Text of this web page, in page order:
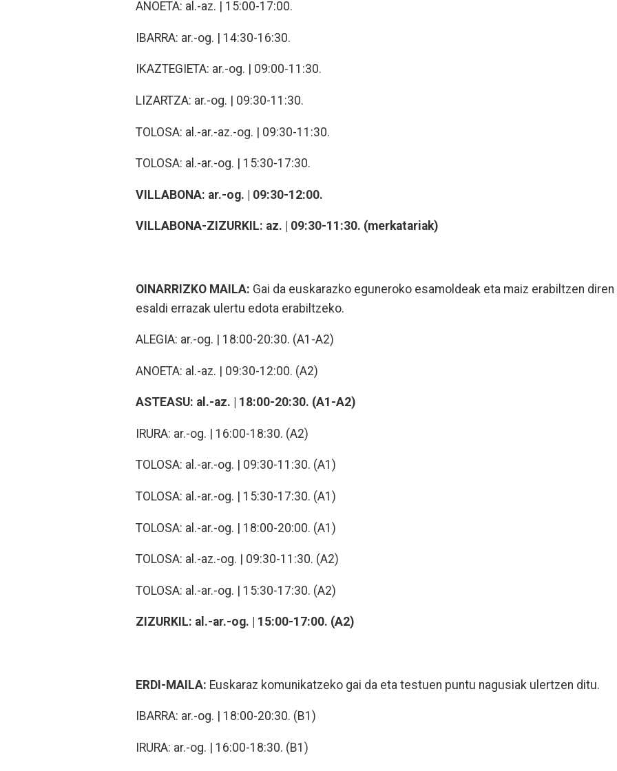
ANOETA: al.-az. | 15:00-17:00.
IBARRA: ar.-og. | 14:30-16:30.
IKAZTEGIETA: ar.-og. | 09:00-11:30.
LIZARTZA: ar.-og. | 09:30-11:30.
TOLOSA: al.-ar.-az.-og. | 09:30-11:30.
TOLOSA: al.-ar.-og. | 15:30-17:30.
VILLABONA: ar.-og. | 09:30-12:00.
VILLABONA-ZIZURKIL: az. | 09:30-11:30. (merkatariak)
OINARRIZKO MAILA: Gai da euskarazko eguneroko esamoldeak eta maiz erabiltzen diren
esaldi errazak ulertu edota erabiltzeko.
ALEGIA: ar.-og. | 18:00-20:30. (A1-A2)
ANOETA: al.-az. | 09:30-12:00. (A2)
ASTEASU: al.-az. | 18:00-20:30. (A1-A2)
IRURA: ar.-og. | 16:00-18:30. (A2)
TOLOSA: al.-ar.-og. | 09:30-11:30. (A1)
TOLOSA: al.-ar.-og. | 15:30-17:30. (A1)
TOLOSA: al.-ar.-og. | 18:00-20:00. (A1)
TOLOSA: al.-az.-og. | 09:30-11:30. (A2)
TOLOSA: al.-ar.-og. | 15:30-17:30. (A2)
ZIZURKIL: al.-ar.-og. | 15:00-17:00. (A2)
ERDI-MAILA: Euskaraz komunikatzeko gai da eta testuen puntu nagusiak ulertzen ditu.
IBARRA: ar.-og. | 18:00-20:30. (B1)
IRURA: ar.-og. | 16:00-18:30. (B1)